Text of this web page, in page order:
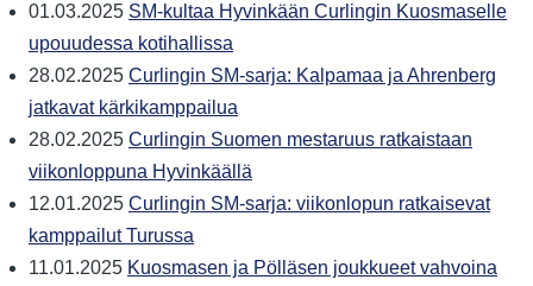
01.03.2025 SM-kultaa Hyvinkään Curlingin Kuosmaselle
upouudessa kotihallissa
28.02.2025 Curlingin SM-sarja: Kalpamaa ja Ahrenberg
jatkavat kärkikamppailua
28.02.2025 Curlingin Suomen mestaruus ratkaistaan
viikonloppuna Hyvinkäällä
12.01.2025 Curlingin SM-sarja: viikonlopun ratkaisevat
kamppailut Turussa
11.01.2025 Kuosmasen ja Pölläsen joukkueet vahvoina